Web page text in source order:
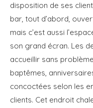
disposition de ses
bar, tout d’abord,
mais c’est aussi
son grand écran. Les
accueillir sans
baptêmes,
concoctées selon les
clients. Cet endroit